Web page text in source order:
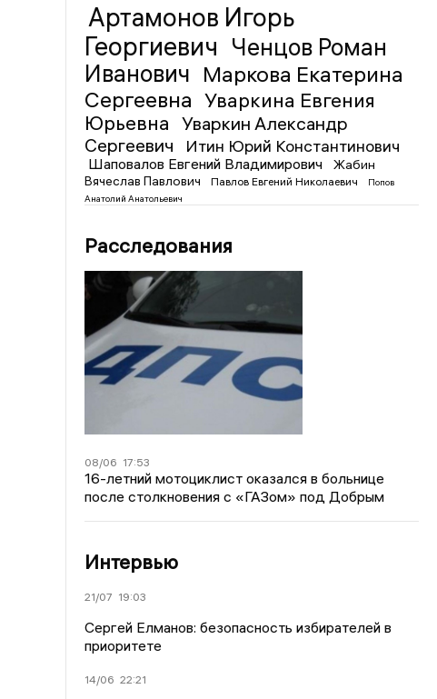
Артамонов Игорь
Георгиевич Ченцов Роман
Иванович Маркова Екатерина
Сергеевна Уваркина Евгения
Юрьевна
Уваркин Александр
Сергеевич
Итин Юрий Константинович
Шаповалов Евгений Владимирович
Жабин
Вячеслав Павлович
Павлов Евгений Николаевич
Попов
Анатолий Анатольевич
Расследования
08/06 17:53
16-летний мотоциклист оказался в больнице
после столкновения с «ГАЗом» под Добрым
Интервью
21/07 19:03
Сергей Елманов: безопасность избирателей в
приоритете
14/06 22:21